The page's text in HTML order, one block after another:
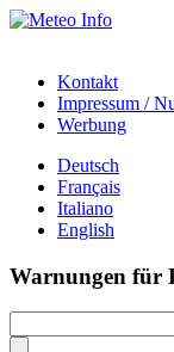
Kontakt
Impressum /
Werbung
Deutsch
Français
Italiano
English
Warnungen für